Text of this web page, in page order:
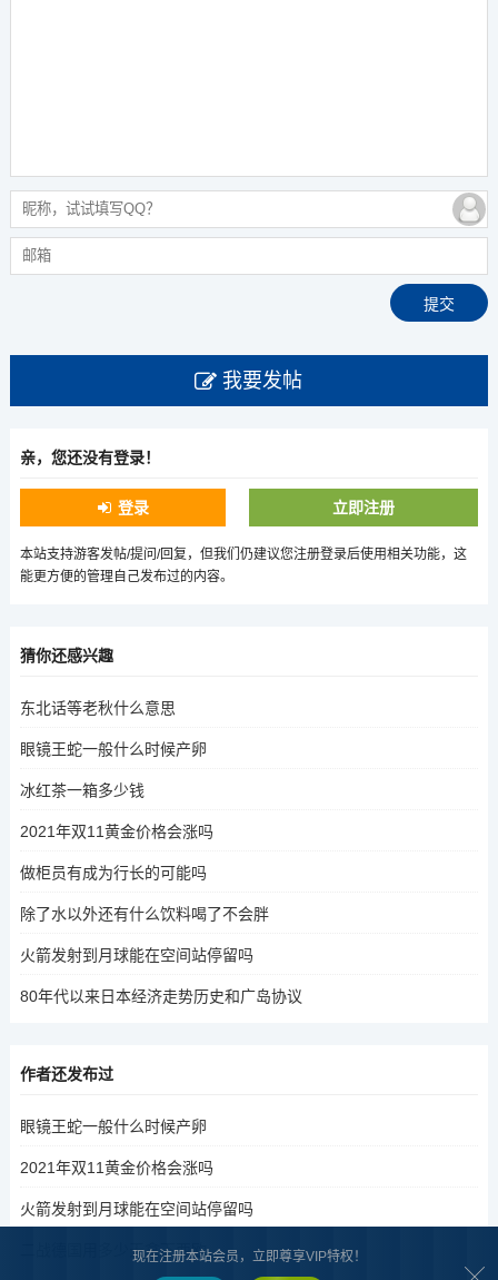
我要发帖
亲，您还没有登录！
登录 立即注册
本站支持游客发帖/提问/回复，但我们仍建议您注册登录后使用相关功能，这
能更方便的管理自己发布过的内容。
猜你还感兴趣
东北话等老秋什么意思
眼镜王蛇一般什么时候产卵
冰红茶一箱多少钱
2021年双11黄金价格会涨吗
做柜员有成为行长的可能吗
除了水以外还有什么饮料喝了不会胖
火箭发射到月球能在空间站停留吗
80年代以来日本经济走势历史和广岛协议
作者还发布过
眼镜王蛇一般什么时候产卵
2021年双11黄金价格会涨吗
火箭发射到月球能在空间站停留吗
二战德国用多少天拿下西欧现在注册本站会员，立即尊享VIP特权！